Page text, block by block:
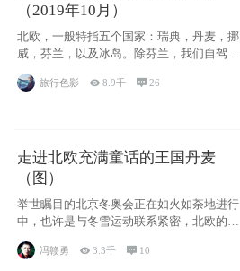
（2019年10月）
北欧，一般特指五个国家：瑞典，丹麦，挪
威，芬兰，以及冰岛。除芬兰，我们自驾游
旅行色影 8.9千 26
走进北欧充满童话的王国丹麦
（图）
举世瞩目的北京冬奥会正在如火如荼地进行
中，也许是与冬雪运动联系紧密，北欧的一
些国家因
冯赣勇 3.3千  10